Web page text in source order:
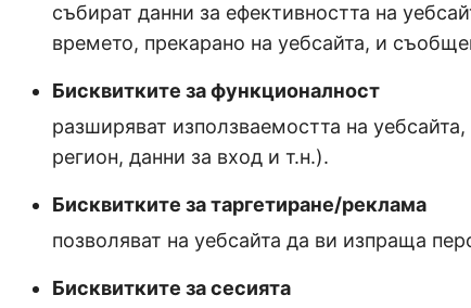
събират данни за ефективността на
времето, прекарано на уебсайта, и
Бисквитките за функционалност
разширяват използваемостта на
регион, данни за вход и т.н.).
Бисквитките за таргетиране/реклама
позволяват на уебсайта да ви изпраща
Бисквитките за сесията